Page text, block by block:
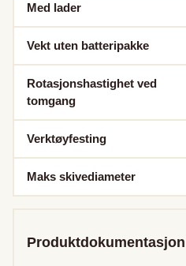
Med lader
Vekt uten batteripakke
Rotasjonshastighet ved
tomgang
Verktøyfesting
Maks skivediameter
Produktdokumentasjon